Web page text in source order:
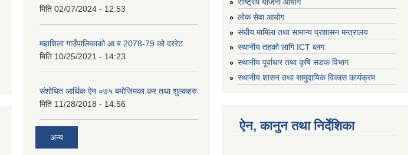
मिति 02/07/2024 - 12:53
महाशिला गाउँपालिकाको आ ब 2078-79 को दररेट
मिति 10/25/2021 - 14:23
संशोधित आर्थिक ऐन ०७५ बमोजिमका कर तथा शुल्कहरु
मिति 11/28/2018 - 14:56
अन्य
लोक सेवा आयोग
संघीय मामिला तथा सामान्य प्रशासन मन्त्रालय
स्थानीय तहको लागि ICT ब्लग
स्थानीय पूर्वाधार तथा कृषि सडक विभाग
स्थानीय शासन तथा सामुदायिक विकास कार्यक्रम
ऐन, कानुन तथा निर्देशिका